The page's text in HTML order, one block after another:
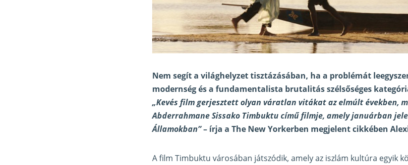
Nem segít a világhelyzet tisztázásában, ha a problémát
modernség és a fundamentalista brutalitás szélsőséges
„Kevés film gerjesztett olyan váratlan vitákat az elmúlt években,
Abderrahmane Sissako Timbuktu című filmje, amely januárban
Államokban”– írja a The New Yorkerben megjelent cikkében
A film Timbuktu városában játszódik, amely az iszlám kultúra egyik